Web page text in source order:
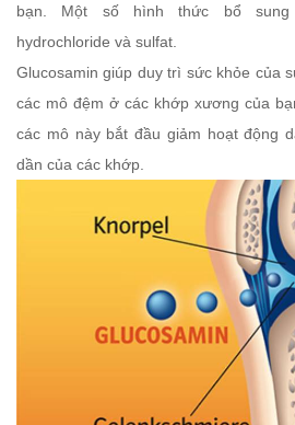
bạn. Một số hình thức bổ sung
hydrochloride và sulfat.
Glucosamin giúp duy trì sức khỏe của
các mô đệm ở các khớp xương của
các mô này bắt đầu giảm hoạt động
dần của các khớp.